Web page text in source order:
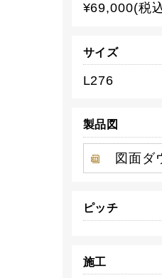
¥69,000(税
サイズ
L276
製品図
図面ダ
ピッチ
施工